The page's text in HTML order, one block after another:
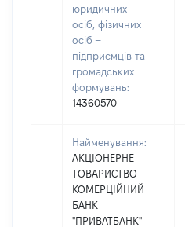
юридичних
осіб, фізичних
осіб –
підприємців та
громадських
формувань:
14360570
Найменування:
АКЦІОНЕРНЕ
ТОВАРИСТВО
КОМЕРЦІЙНИЙ
БАНК
"ПРИВАТБАНК"